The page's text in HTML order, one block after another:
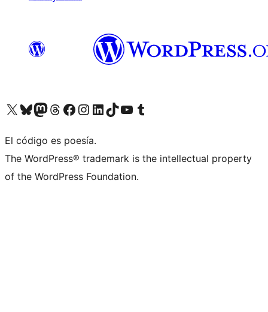
Visit our X (formerly Twitter) account
Visit our Bluesky account
Visita nuestra cuenta de Twitter
Visit our Threads account
Visita nuestra página de Facebook
Visite nuestra cuenta de Instagram
Visit our LinkedIn account
Visit our TikTok account
Visit our YouTube channel
Visit our Tumblr account
El código es poesía.
The WordPress® trademark is the intellectual property
of the WordPress Foundation.